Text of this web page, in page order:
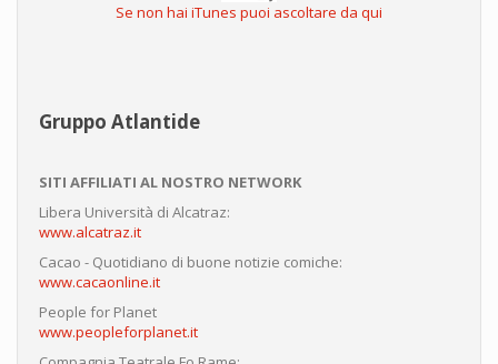
Se non hai iTunes puoi ascoltare da qui
Gruppo Atlantide
SITI AFFILIATI AL NOSTRO NETWORK
Libera Università di Alcatraz:
www.alcatraz.it
Cacao - Quotidiano di buone notizie comiche:
www.cacaonline.it
People for Planet
www.peopleforplanet.it